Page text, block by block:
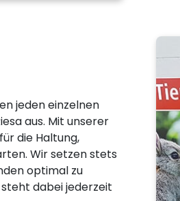
jeden einzelnen
aus. Mit unserer
die Haltung,
Wir setzen stets
optimal zu
dabei jederzeit